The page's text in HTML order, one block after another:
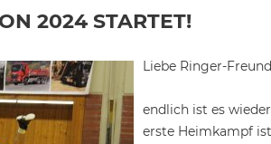
2024 STARTET!
Liebe Ringer-
endlich ist es
erste Heimkampf